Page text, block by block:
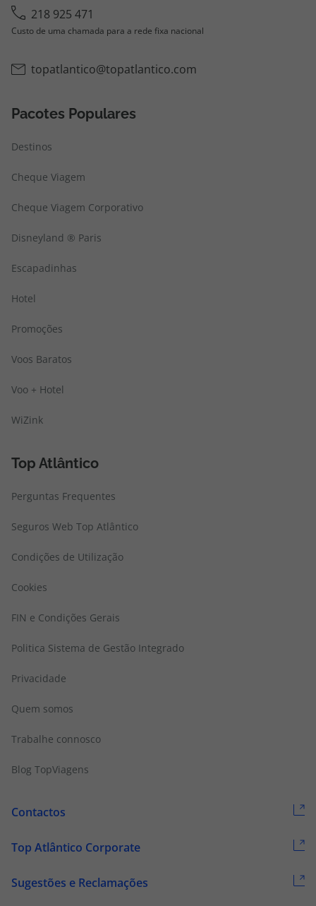
218 925 471
Custo de uma chamada para a rede fixa nacional
topatlantico@topatlantico.com
Pacotes Populares
Destinos
Cheque Viagem
Cheque Viagem Corporativo
Disneyland ® Paris
Escapadinhas
Hotel
Promoções
Voos Baratos
Voo + Hotel
WiZink
Top Atlântico
Perguntas Frequentes
Seguros Web Top Atlântico
Condições de Utilização
Cookies
FIN e Condições Gerais
Politica Sistema de Gestão Integrado
Privacidade
Quem somos
Trabalhe connosco
Blog TopViagens
Contactos
Top Atlântico Corporate
Sugestões e Reclamações